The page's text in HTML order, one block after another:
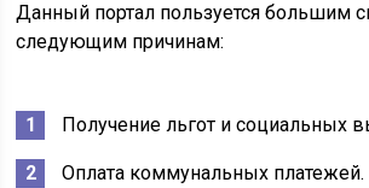
Данный портал пользуется большим
следующим причинам:
Получение льгот и социальных
Оплата коммунальных платежей.